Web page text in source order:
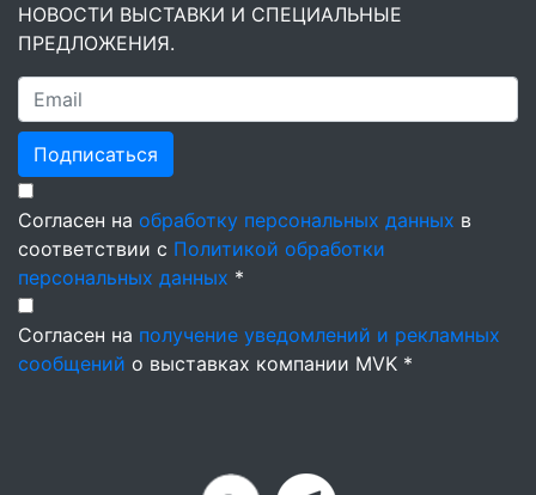
НОВОСТИ ВЫСТАВКИ И СПЕЦИАЛЬНЫЕ
ПРЕДЛОЖЕНИЯ.
Подписаться
Согласен на обработку персональных данных в
соответствии с Политикой обработки
персональных данных *
Согласен на получение уведомлений и рекламных
сообщений о выставках компании MVK *